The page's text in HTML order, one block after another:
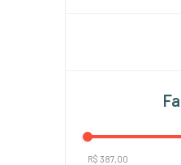
R$ 387,00